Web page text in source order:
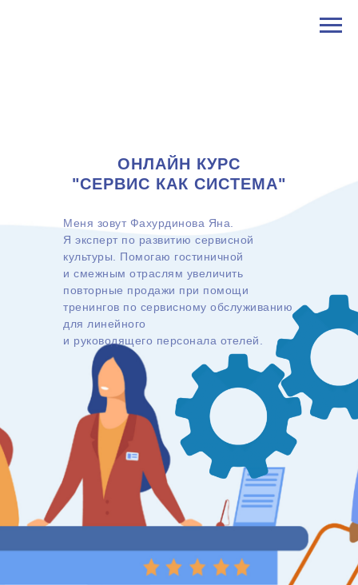
ОНЛАЙН КУРС
"СЕРВИС КАК СИСТЕМА"
Меня зовут Фахурдинова Яна.
Я эксперт по развитию сервисной
культуры. Помогаю гостиничной
и смежным отраслям увеличить
повторные продажи при помощи
тренингов по сервисному обслуживанию
для линейного
и руководящего персонала отелей.